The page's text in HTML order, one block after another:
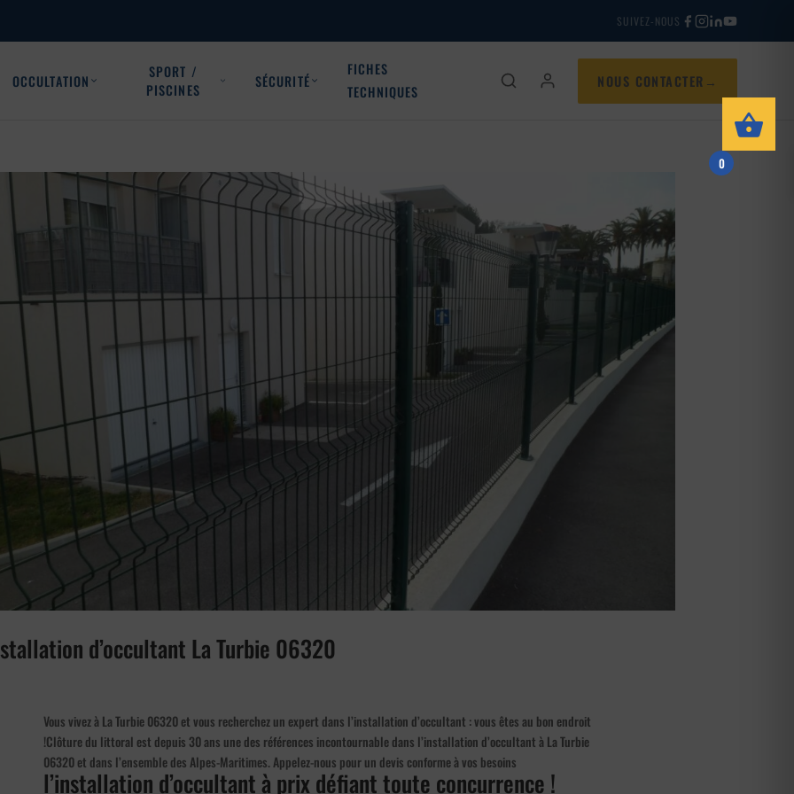
SUIVEZ-NOUS
OCCULTATION
SPORT /
PISCINES
SÉCURITÉ
FICHES
TECHNIQUES
NOUS CONTACTER
d’occultant La Turbie 06320
Vous vivez à La Turbie 06320 et vous recherchez un expert dans l’installation d’occultant : vous êtes au bon endroit
!Clôture du littoral est depuis 30 ans une des références incontournable dans l’installation d’occultant à La Turbie
06320 et dans l’ensemble des Alpes-Maritimes. Appelez-nous pour un devis conforme à vos besoins
l’installation d’occultant à prix défiant toute concurrence !
0